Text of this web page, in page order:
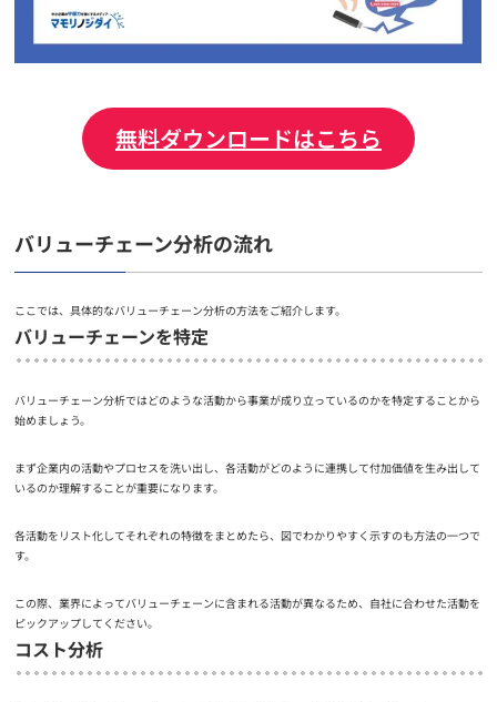
無料ダウンロードはこちら
バリューチェーン分析の流れ
ここでは、具体的なバリューチェーン分析の方法をご紹介します。
バリューチェーンを特定
バリューチェーン分析ではどのような活動から事業が成り立っているのかを特定することから
始めましょう。
まず企業内の活動やプロセスを洗い出し、各活動がどのように連携して付加価値を生み出して
いるのか理解することが重要になります。
各活動をリスト化してそれぞれの特徴をまとめたら、図でわかりやすく示すのも方法の一つで
す。
この際、業界によってバリューチェーンに含まれる活動が異なるため、自社に合わせた活動を
ピックアップしてください。
コスト分析